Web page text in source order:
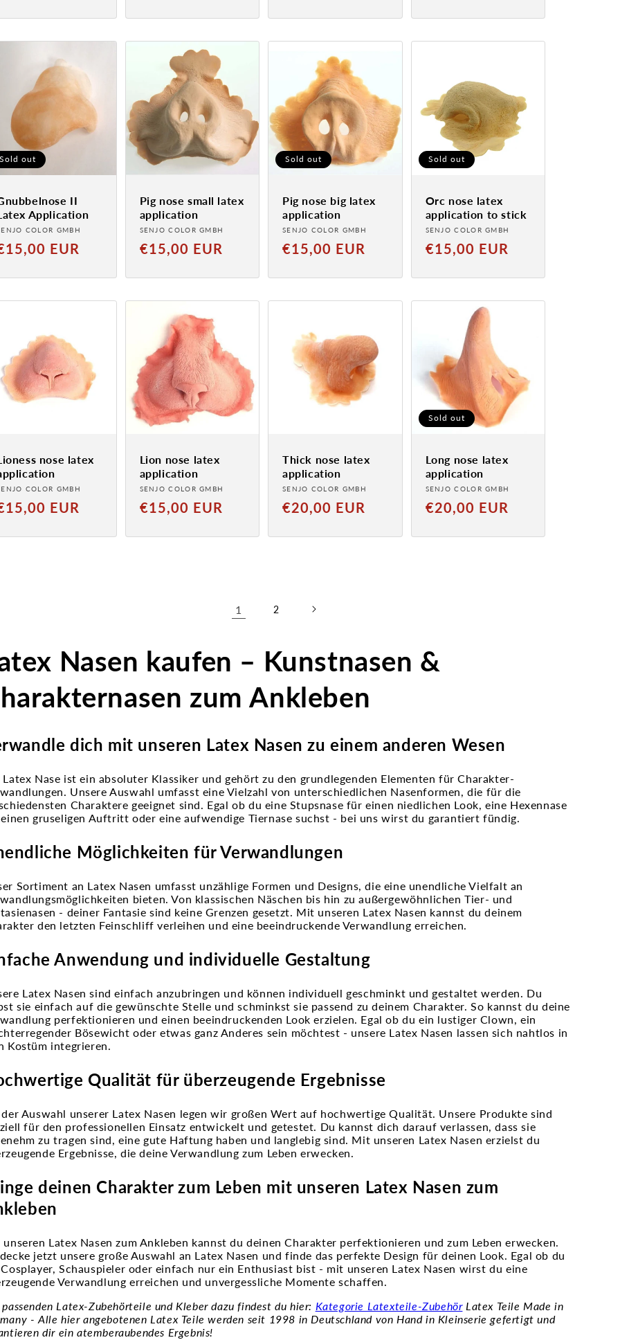
Sold out
II
Application
COLOR GMBH
EUR
Pig nose small latex
application
Provider:
SENJO COLOR GMBH
Normal
€15,00 EUR
Sold out
Pig nose big latex
application
Provider:
SENJO COLOR GMBH
Normal
€15,00 EUR
Sold out
Orc nose latex
application to stick
Provider:
SENJO COLOR GMBH
Normal
€15,00 EUR
nose latex
COLOR GMBH
EUR
Lion nose latex
application
Provider:
SENJO COLOR GMBH
Normal
€15,00 EUR
Thick nose latex
application
Provider:
SENJO COLOR GMBH
Normal
€20,00 EUR
Sold out
Long nose latex
application
Provider:
SENJO COLOR GMBH
Normal
€20,00 EUR
1 2
Nasen kaufen – Kunstnasen &
zum Ankleben
dich mit unseren Latex Nasen zu einem anderen Wesen
Latex Nase ist ein absoluter Klassiker und gehört zu den grundlegenden Elementen für Charakter-
Unsere Auswahl umfasst eine Vielzahl von unterschiedlichen Nasenformen, die für die
Charaktere geeignet sind. Egal ob du eine Stupsnase für einen niedlichen Look, eine Hexennase
gruseligen Auftritt oder eine aufwendige Tiernase suchst - bei uns wirst du garantiert fündig.
Möglichkeiten für Verwandlungen
Sortiment an Latex Nasen umfasst unzählige Formen und Designs, die eine unendliche Vielfalt an
bieten. Von klassischen Näschen bis hin zu außergewöhnlichen Tier- und
- deiner Fantasie sind keine Grenzen gesetzt. Mit unseren Latex Nasen kannst du deinem
den letzten Feinschliff verleihen und eine beeindruckende Verwandlung erreichen.
Anwendung und individuelle Gestaltung
Latex Nasen sind einfach anzubringen und können individuell geschminkt und gestaltet werden. Du
sie einfach auf die gewünschte Stelle und schminkst sie passend zu deinem Charakter. So kannst du deine
perfektionieren und einen beeindruckenden Look erzielen. Egal ob du ein lustiger Clown, ein
Bösewicht oder etwas ganz Anderes sein möchtest - unsere Latex Nasen lassen sich nahtlos in
Kostüm integrieren.
Qualität für überzeugende Ergebnisse
Auswahl unserer Latex Nasen legen wir großen Wert auf hochwertige Qualität. Unsere Produkte sind
für den professionellen Einsatz entwickelt und getestet. Du kannst dich darauf verlassen, dass sie
zu tragen sind, eine gute Haftung haben und langlebig sind. Mit unseren Latex Nasen erzielst du
Ergebnisse, die deine Verwandlung zum Leben erwecken.
deinen Charakter zum Leben mit unseren Latex Nasen zum
Latex Nasen zum Ankleben kannst du deinen Charakter perfektionieren und zum Leben erwecken.
jetzt unsere große Auswahl an Latex Nasen und finde das perfekte Design für deinen Look. Egal ob du
Schauspieler oder einfach nur ein Enthusiast bist - mit unseren Latex Nasen wirst du eine
Verwandlung erreichen und unvergessliche Momente schaffen.
Latex-Zubehörteile und Kleber dazu findest du hier: Kategorie Latexteile-ZubehörLatex Teile Made in
- Alle hier angebotenen Latex Teile werden seit 1998 in Deutschland von Hand in Kleinserie gefertigt und
dir ein atemberaubendes Ergebnis!